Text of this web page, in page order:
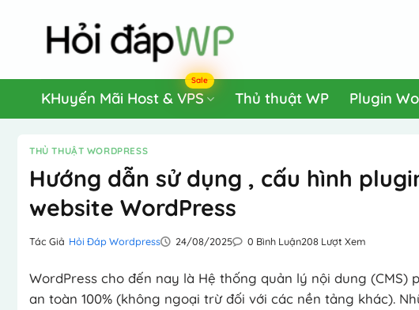
KHuyến Mãi Host & VPS
Sale
Thủ thuật WP Plugin
THỦ THUẬT WORDPRESS
Hướng dẫn sử dụng , cấu hình
website WordPress
Tác Giả Hỏi Đáp Wordpress 24/08/2025 0 Bình Luận208 Lượt Xem
WordPress cho đến nay là Hệ thống quản lý nội dung
an toàn 100% (không ngoại trừ đối với các nền tảng khác).